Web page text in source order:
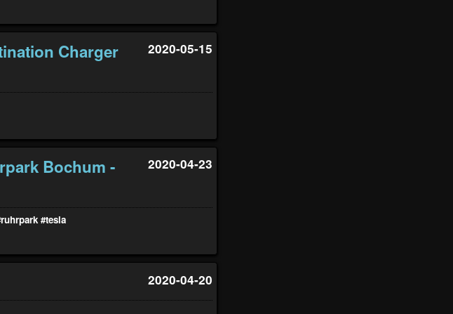
Charger
2020-05-15
Bochum -
2020-04-23
#tesla
2020-04-20